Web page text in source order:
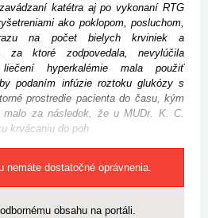
katétra aj po vykonaní RTG
ako poklopom, posluchom,
na počet bielych krviniek a
za ktoré zodpovedala, nevylúčila
hyperkalémie mala použiť
podaním infúzie roztoku glukózy s
prostredie pacienta do času, kým
za následok, že u MUDr. K. C.
krvácaniu do poh
nemáte dostatočné oprávnenia.
obsahu na portáli.